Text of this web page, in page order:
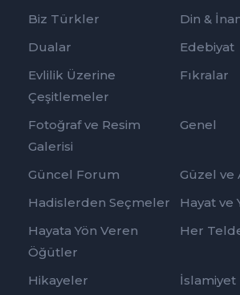
Biz Türkler
Din &
Dualar
Edebiyat
Evlilik Üzerine
Çeşitlemeler
Fıkralar
Fotoğraf ve Resim
Galerisi
Genel
Güncel Forum
Güzel ve
Hadislerden Seçmeler
Hayat ve
Hayata Yön Veren
Öğütler
Her
Hikayeler
İslamiyet